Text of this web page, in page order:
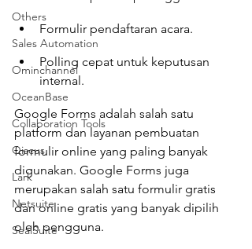
Others
Sales Automation
Ominchannel
OceanBase
Collaboration Tools
Qiscus
Lark
Netsuite
SealSuite
Formulir pendaftaran acara.
Polling cepat untuk keputusan
internal.
Google Forms adalah salah satu
platform dan layanan pembuatan
formulir online yang paling banyak
digunakan. Google Forms juga
merupakan salah satu formulir gratis
dan online gratis yang banyak dipilih
oleh pengguna.